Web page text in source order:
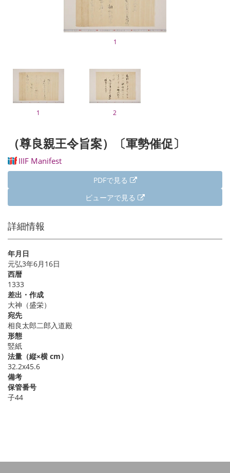
1
1 2
（尊良親王令旨案）〔軍勢催促〕
IIIF Manifest
PDFで見る
ビューアで見る
詳細情報
年月日
元弘3年6月16日
西暦
1333
差出・作成
大神（盛栄）
宛先
相良太郎二郎入道殿
形態
竪紙
法量（縦×横 cm）
32.2x45.6
備考
保管番号
子44